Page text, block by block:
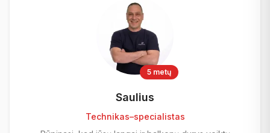
5 metų
Saulius
Technikas–specialistas